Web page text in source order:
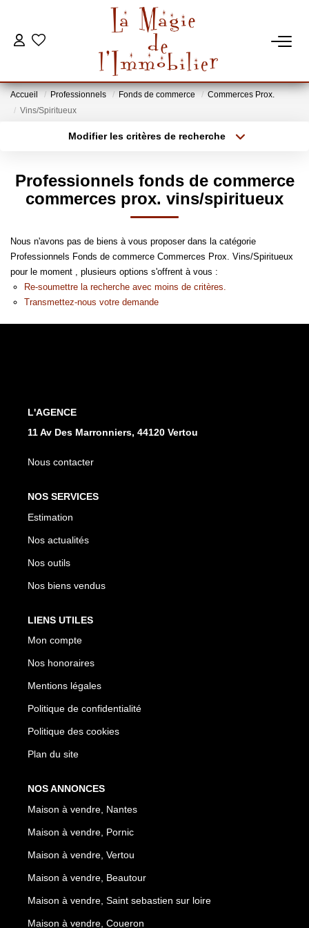
VENTES
CONTACT
Accueil Professionnels Fonds de commerce
Commerces Prox.
Vins/Spiritueux
Modifier les critères de recherche
Budget max
Professionnels fonds de commerce
commerces prox. vins/spiritueux
Nous n'avons pas de biens à vous proposer dans la catégorie
Professionnels Fonds de commerce Commerces Prox. Vins/Spiritueux
pour le moment , plusieurs options s'offrent à vous :
Re-soumettre la recherche avec moins de critères.
Transmettez-nous votre demande
L'AGENCE
11 Av Des Marronniers, 44120 Vertou
Nous contacter
NOS SERVICES
Estimation
Nos actualités
Nos outils
Nos biens vendus
LIENS UTILES
Mon compte
Nos honoraires
Mentions légales
Politique de confidentialité
Politique des cookies
Plan du site
NOS ANNONCES
Maison à vendre, Nantes
Maison à vendre, Pornic
Maison à vendre, Vertou
Maison à vendre, Beautour
Maison à vendre, Saint sebastien sur loire
Maison à vendre, Coueron